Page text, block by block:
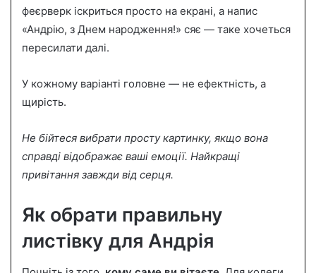
феєрверк іскриться просто на екрані, а напис
«Андрію, з Днем народження!» сяє — таке хочеться
пересилати далі.
У кожному варіанті головне — не ефектність, а
щирість.
Не бійтеся вибрати просту картинку, якщо вона
справді відображає ваші емоції. Найкращі
привітання завжди від серця.
Як обрати правильну
листівку для Андрія